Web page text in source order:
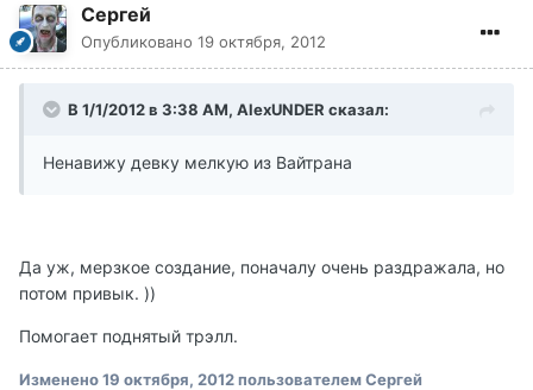
Сергей
Опубликовано 19 октября, 2012
В 1/1/2012 в 3:38 AM, AlexUNDER сказал:
Ненавижу девку мелкую из Вайтрана
Да уж, мерзкое создание, поначалу очень раздражала, но
потом привык. ))
Помогает поднятый трэлл.
Изменено19 октября, 2012пользователем Сергей